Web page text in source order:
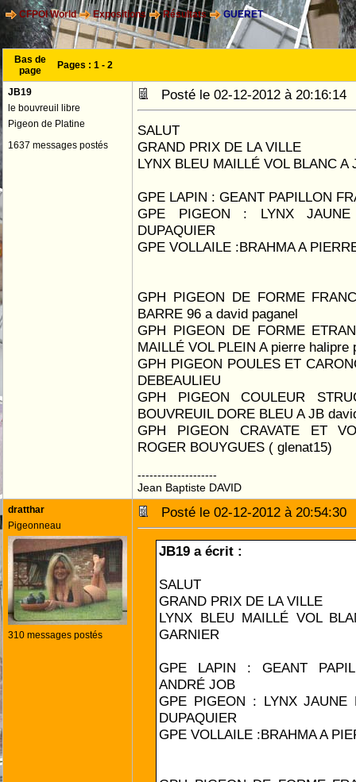
CFPOI World Expositions Résultats GUERET
Bas de
page
Pages : 1 - 2
JB19
le bouvreuil libre
Pigeon de Platine
1637 messages postés
Posté le 02-12-2012 à
SALUT
GRAND PRIX DE LA VILLE
LYNX BLEU MAILLÉ VOL BLANC
GPE LAPIN : GEANT PAPILLON
GPE PIGEON : LYNX
DUPAQUIER
GPE VOLLAILE :BRAHMA A
GPH PIGEON DE FORME
BARRE 96 a david paganel
GPH PIGEON DE FORME
MAILLÉ VOL PLEIN A pierre halipre
GPH PIGEON POULES ET
DEBEAULIEU
GPH PIGEON COULEUR
BOUVREUIL DORE BLEU A JB
GPH PIGEON CRAVATE ET
ROGER BOUYGUES ( glenat15)
--------------------
Jean Baptiste DAVID
dratthar
Pigeonneau
310 messages postés
Posté le 02-12-2012 à
JB19 a écrit :
SALUT
GRAND PRIX DE LA VILLE
LYNX BLEU MAILLÉ VOL
GARNIER
GPE LAPIN : GEANT
ANDRÉ JOB
GPE PIGEON : LYNX JAUNE
DUPAQUIER
GPE VOLLAILE :BRAHMA A